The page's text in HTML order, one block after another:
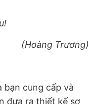
(Hoàng Trương)
cung cấp và
đưa ra thiết kế sơ